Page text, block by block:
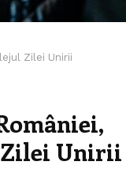
Zilei Unirii
Zilei Unirii